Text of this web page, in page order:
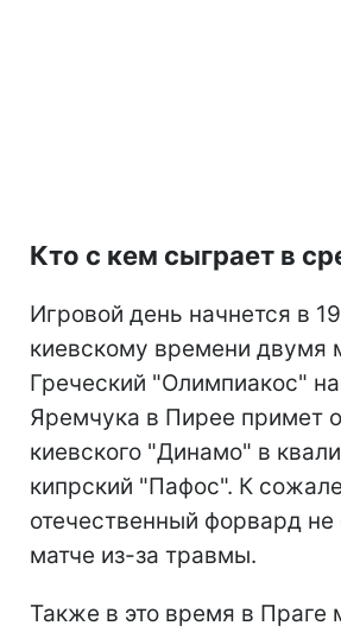
Кто с кем сыграет в
Игровой день начнется в
киевскому времени двумя
Греческий "Олимпиакос"
Яремчука в Пирее примет
киевского "Динамо" в
кипрский "Пафос". К
отечественный форвард не
матче из-за травмы.
Также в это время в Праге